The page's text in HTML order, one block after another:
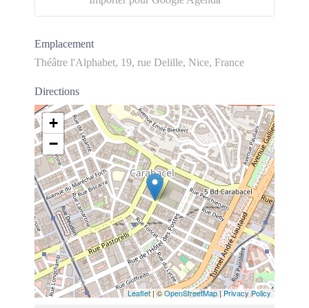
Emplacement
Théâtre l'Alphabet, 19, rue Delille, Nice, France
Directions
+
−
Leaflet| ©OpenStreetMap | Privacy Policy